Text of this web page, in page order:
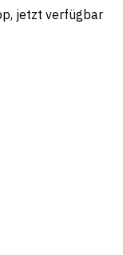
jetzt verfügbar